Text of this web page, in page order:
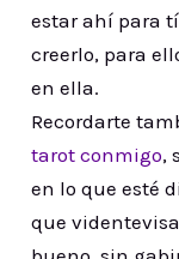
estar ahí para
creerlo, para
en ella.
Recordarte
tarot conmigo,
en lo que esté
que